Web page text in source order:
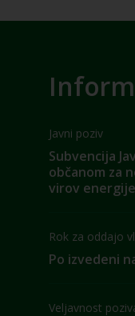
Javni poziv
Subvencija
občanom za
virov
Rok za oddajo
Po izvedeni
Veljavnost